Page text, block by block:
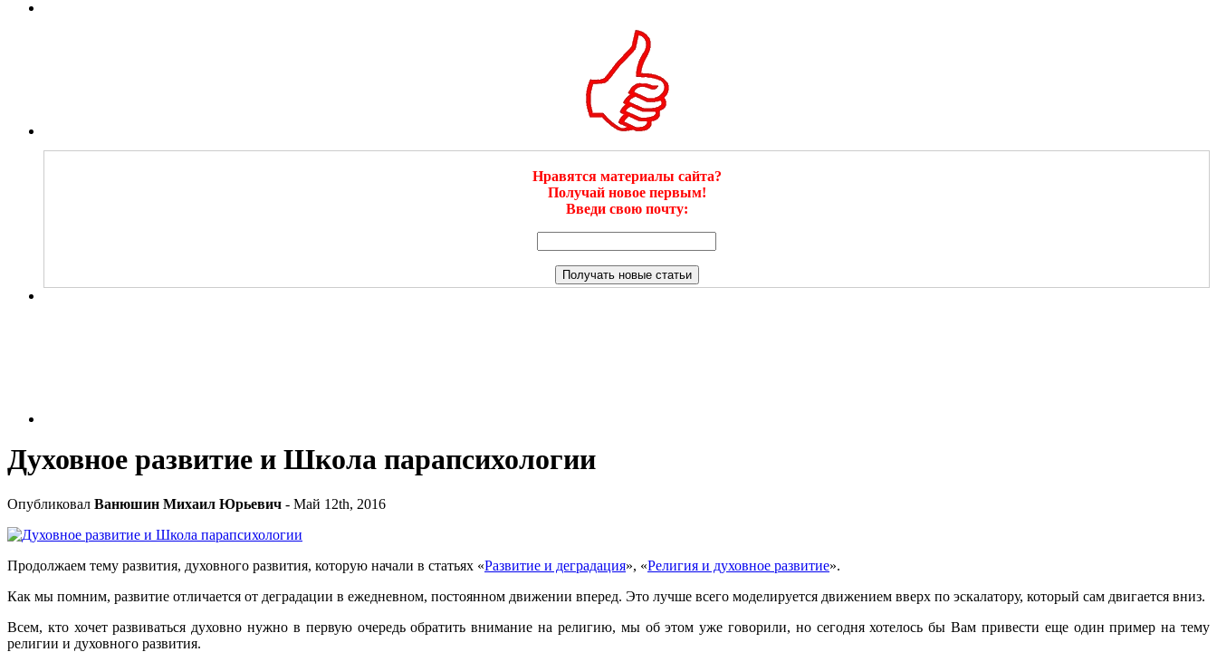
Нравятся материалы сайта?
Получай новое первым!
Введи свою почту:
Духовное развитие и Школа парапсихологии
Опубликовал Ванюшин Михаил Юрьевич - Май 12th, 2016
Продолжаем тему развития, духовного развития, которую начали в статьях «Развитие и деградация», «Религия и духовное развитие».
Как мы помним, развитие отличается от деградации в ежедневном, постоянном движении вперед. Это лучше всего моделируется движением вверх по эскалатору, который сам двигается вниз.
Всем, кто хочет развиваться духовно нужно в первую очередь обратить внимание на религию, мы об этом уже говорили, но сегодня хотелось бы Вам привести еще один пример на тему
религии и духовного развития.